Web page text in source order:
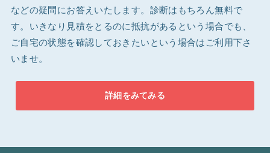
などの疑問にお答えいたします。診断はもちろん無料で
す。いきなり見積をとるのに抵抗があるという場合でも、
ご自宅の状態を確認しておきたいという場合はご利用下さ
いませ。
詳細をみてみる